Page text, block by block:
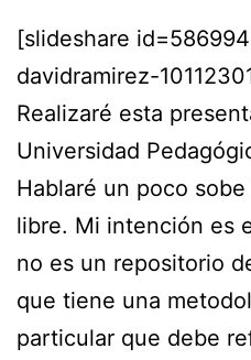
[slideshare
davidramirez-
Realizaré esta
Universidad
Hablaré un poco
libre. Mi intención es
no es un repositorio
que tiene una
particular que debe